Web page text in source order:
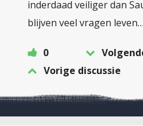
inderdaad veiliger dan
blijven veel vragen leven…
0
Vorige discussie